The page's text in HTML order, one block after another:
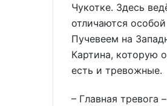
Чукотке. Здесь
отличаются
Пучевеем на
Картина, которую
есть и тревожные.
– Главная тревога